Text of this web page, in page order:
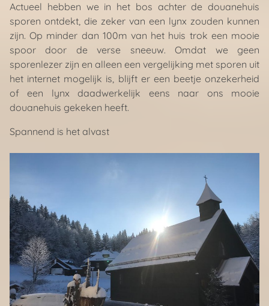
Actueel hebben we in het bos achter de douanehuis
sporen ontdekt, die zeker van een lynx zouden kunnen
zijn. Op minder dan 100m van het huis trok een mooie
spoor door de verse sneeuw. Omdat we geen
sporenlezer zijn en alleen een vergelijking met sporen uit
het internet mogelijk is, blijft er een beetje onzekerheid
of een lynx daadwerkelijk eens naar ons mooie
douanehuis gekeken heeft.
Spannend is het alvast